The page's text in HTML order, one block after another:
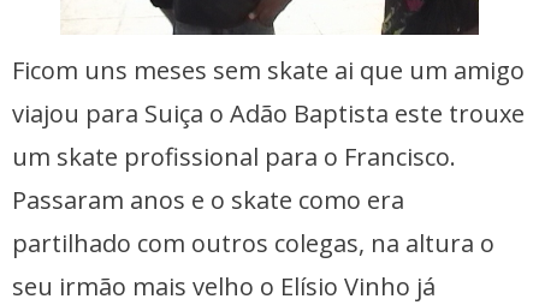
Ficom uns meses sem skate ai que um amigo
viajou para Suiça o Adão Baptista este trouxe
um skate profissional para o Francisco.
Passaram anos e o skate como era
partilhado com outros colegas, na altura o
seu irmão mais velho o Elísio Vinho já